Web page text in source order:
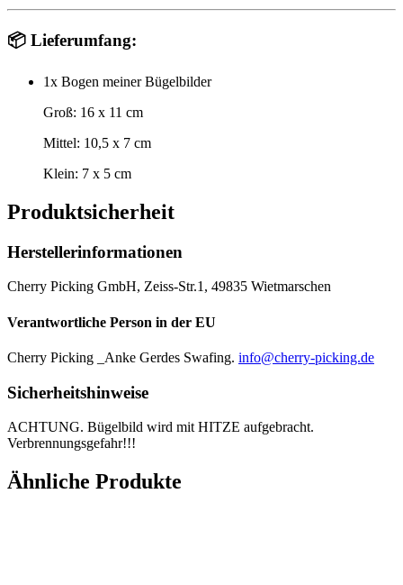
📦 Lieferumfang:
1x Bogen meiner Bügelbilder
Groß: 16 x 11 cm
Mittel: 10,5 x 7 cm
Klein: 7 x 5 cm
Produktsicherheit
Herstellerinformationen
Cherry Picking GmbH, Zeiss-Str.1, 49835 Wietmarschen
Verantwortliche Person in der EU
Cherry Picking _Anke Gerdes Swafing. info@cherry-picking.de
Sicherheitshinweise
ACHTUNG. Bügelbild wird mit HITZE aufgebracht.
Verbrennungsgefahr!!!
Ähnliche Produkte